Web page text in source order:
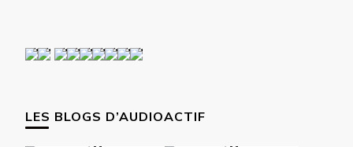
LES BLOGS D’AUDIOACTIF